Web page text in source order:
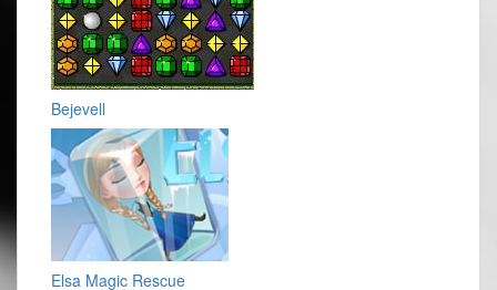
Bejevell
Elsa Magic Rescue